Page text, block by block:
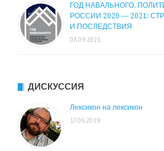
ГОД НАВАЛЬНОГО.
РОССИИ 2020 — 2021:
И ПОСЛЕДСТВИЯ
08.09.2021
ДИСКУССИЯ
Лексикон на лексикон
17.06.2019